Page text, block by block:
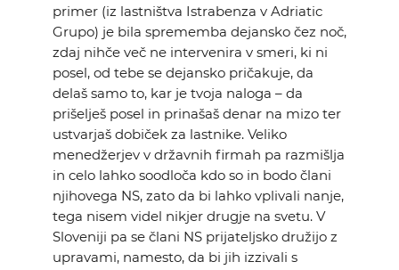
primer (iz lastništva Istrabenza v Adriatic
Grupo) je bila sprememba dejansko čez noč,
zdaj nihče več ne intervenira v smeri, ki ni
posel, od tebe se dejansko pričakuje, da
delaš samo to, kar je tvoja naloga – da
prišelješ posel in prinašaš denar na mizo ter
ustvarjaš dobiček za lastnike. Veliko
menedžerjev v državnih firmah pa razmišlja
in celo lahko soodloča kdo so in bodo člani
njihovega NS, zato da bi lahko vplivali nanje,
tega nisem videl nikjer drugje na svetu. V
Sloveniji pa se člani NS prijateljsko družijo z
upravami, namesto, da bi jih izzivali s